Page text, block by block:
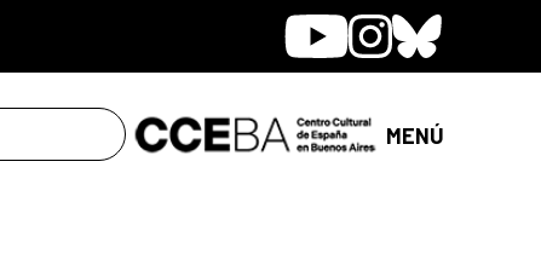
YoutubeInstagram
Bluesky
MENÚ